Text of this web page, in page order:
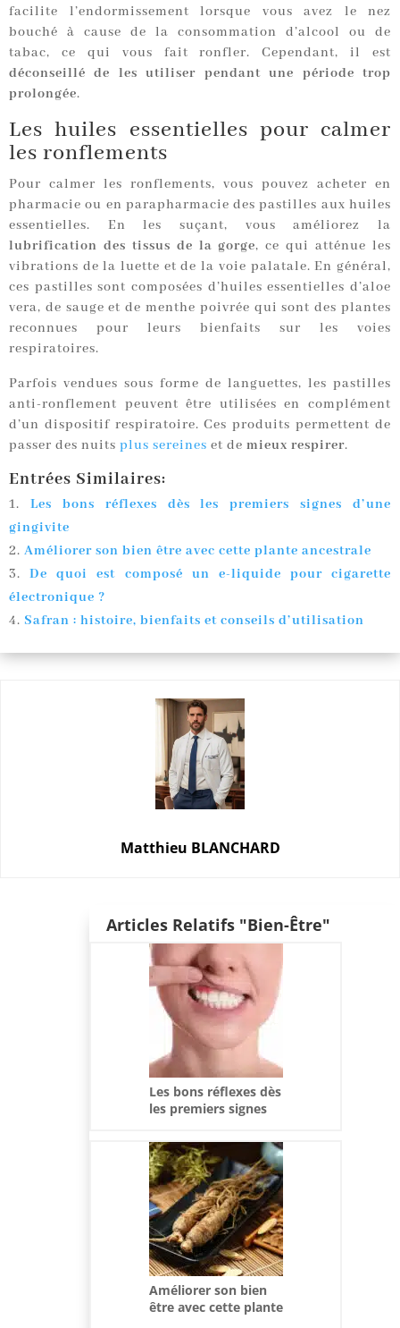
Articles Relatifs "Bien-Être"
Les bons réflexes dès
les premiers signes
Améliorer son bien
être avec cette plante
facilite l’endormissement lorsque vous avez le nez
bouché à cause de la consommation d’alcool ou de
tabac, ce qui vous fait ronfler. Cependant, il est
déconseillé de les utiliser pendant une période trop
prolongée.
Les huiles essentielles pour calmer
les ronflements
Pour calmer les ronflements, vous pouvez acheter en
pharmacie ou en parapharmacie des pastilles aux huiles
essentielles. En les suçant, vous améliorez la
lubrification des tissus de la gorge, ce qui atténue les
vibrations de la luette et de la voie palatale. En général,
ces pastilles sont composées d’huiles essentielles d’aloe
vera, de sauge et de menthe poivrée qui sont des plantes
reconnues pour leurs bienfaits sur les voies
respiratoires.
Parfois vendues sous forme de languettes, les pastilles
anti-ronflement peuvent être utilisées en complément
d’un dispositif respiratoire. Ces produits permettent de
passer des nuits plus sereines et de mieux respirer.
Entrées Similaires:
Les bons réflexes dès les premiers signes d’une
gingivite
Améliorer son bien être avec cette plante ancestrale
De quoi est composé un e-liquide pour cigarette
électronique ?
Safran : histoire, bienfaits et conseils d’utilisation
Matthieu BLANCHARD